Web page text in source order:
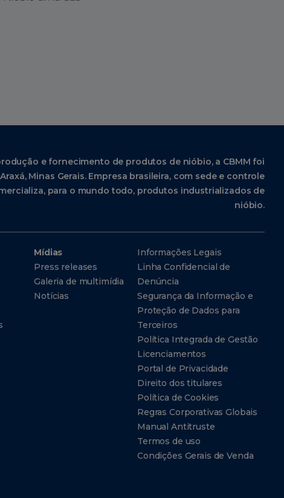
e fornecimento de produtos de nióbio, a CBMM foi
Minas Gerais. Empresa brasileira, com sede e controle
para o mundo todo, produtos industrializados de
nióbio.
Mídias
Press releases
Galeria de multimídia
Notícias
Informações Legais
Linha Confidencial de
Denúncia
Segurança da Informação e
Proteção de Dados para
Terceiros
Política Integrada de Gestão
Licenciamentos
Portal de Privacidade
Direito dos titulares
Política de Cookies
Regras Corporativas Globais
Manual Antitruste
Termos de uso
Condições Gerais de Venda